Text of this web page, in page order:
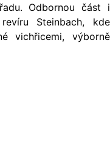
Odbornou část i
Steinbach, kde
vichřicemi, výborně